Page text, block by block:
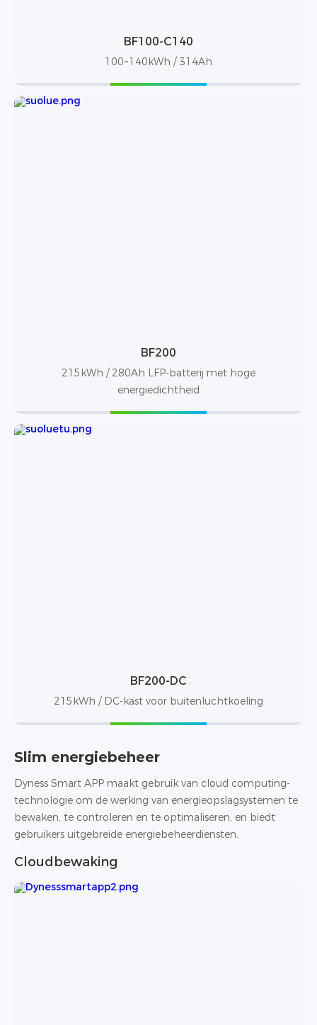
BF100-C140
100~140kWh / 314Ah
BF200
215kWh / 280Ah LFP-batterij met hoge
energiedichtheid
BF200-DC
215kWh / DC-kast voor buitenluchtkoeling
Slim energiebeheer
Dyness Smart APP maakt gebruik van cloud computing-
technologie om de werking van energieopslagsystemen te
bewaken, te controleren en te optimaliseren, en biedt
gebruikers uitgebreide energiebeheerdiensten.
Cloudbewaking